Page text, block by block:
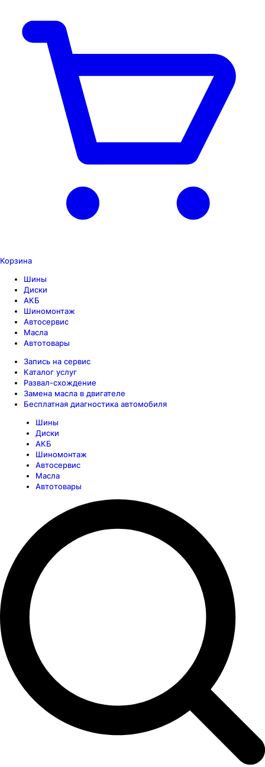
Корзина
Шины
Диски
АКБ
Шиномонтаж
Автосервис
Масла
Автотовары
Запись на сервис
Каталог услуг
Развал-схождение
Замена масла в двигателе
Бесплатная диагностика автомобиля
Шины
Диски
АКБ
Шиномонтаж
Автосервис
Масла
Автотовары